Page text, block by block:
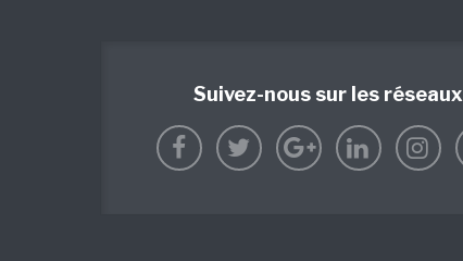
Suivez-nous sur les réseaux